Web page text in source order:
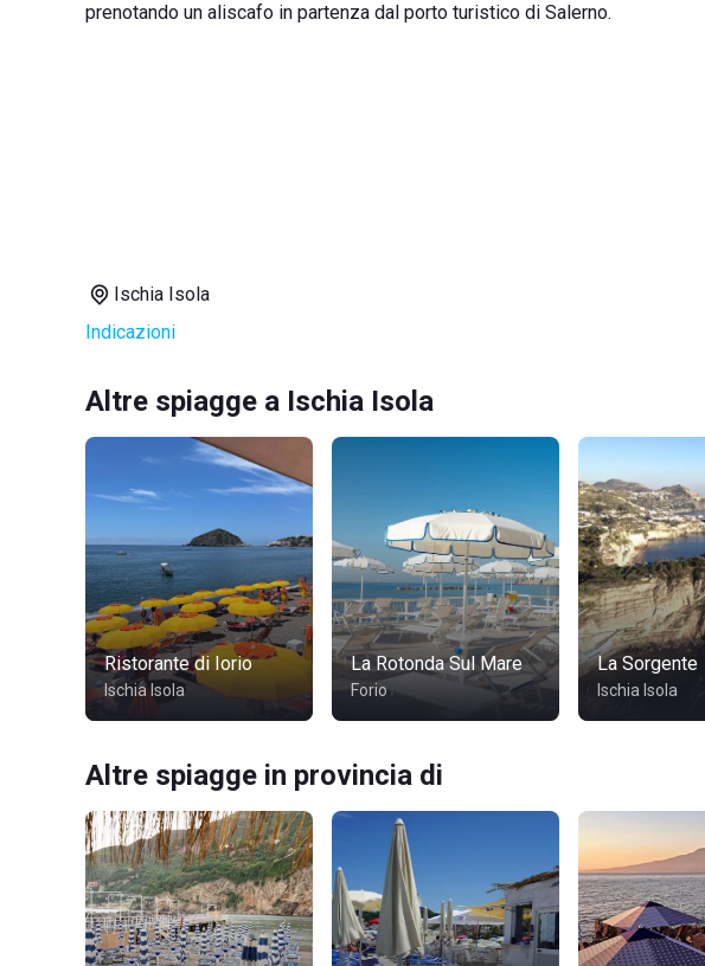
prenotando un aliscafo in partenza dal porto turistico di Salerno.
Ischia Isola
Indicazioni
Altre spiagge a Ischia Isola
Ristorante di Iorio
Ischia Isola
La Rotonda Sul Mare
Forio
La Sorgente
Ischia Isola
Altre spiagge in provincia di